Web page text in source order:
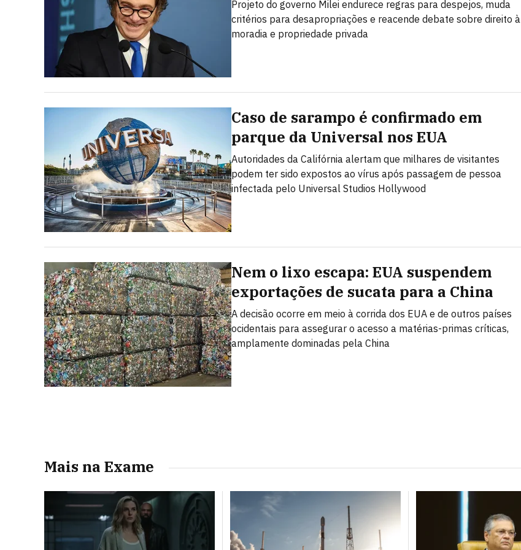
Projeto do governo Milei endurece regras para despejos, muda
critérios para desapropriações e reacende debate sobre direito à
moradia e propriedade privada
Caso de sarampo é confirmado em
parque da Universal nos EUA
Autoridades da Califórnia alertam que milhares de visitantes
podem ter sido expostos ao vírus após passagem de pessoa
infectada pelo Universal Studios Hollywood
Nem o lixo escapa: EUA suspendem
exportações de sucata para a China
A decisão ocorre em meio à corrida dos EUA e de outros países
ocidentais para assegurar o acesso a matérias-primas críticas,
amplamente dominadas pela China
Mais na Exame